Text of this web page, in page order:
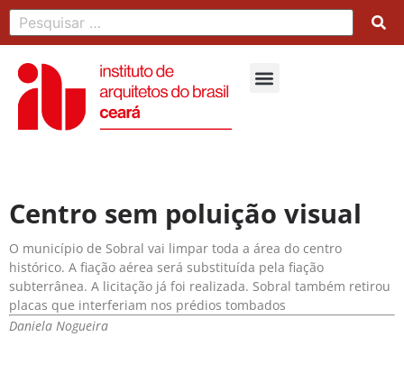
Centro sem poluição visual
O município de Sobral vai limpar toda a área do centro
histórico. A fiação aérea será substituída pela fiação
subterrânea. A licitação já foi realizada. Sobral também retirou
placas que interferiam nos prédios tombados
Daniela Nogueira